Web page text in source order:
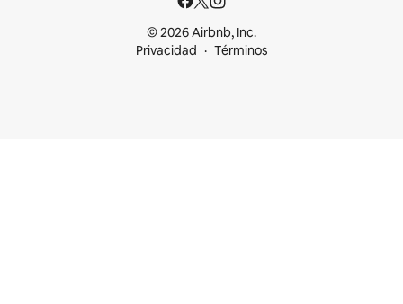
© 2026 Airbnb, Inc.
Privacidad
Términos